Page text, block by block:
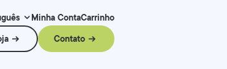
Minha ContaCarrinho
Contato